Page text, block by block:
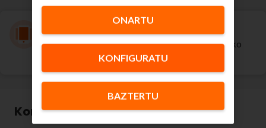
Gehitu mugikor-linea gehiago
Gehitu itzazu 2 mugikor-linea bakoitza 3€/hil-eko
Kontratatu Euskaltel, nola?
KONFIGURATU
BAZTERTU
ONARTU